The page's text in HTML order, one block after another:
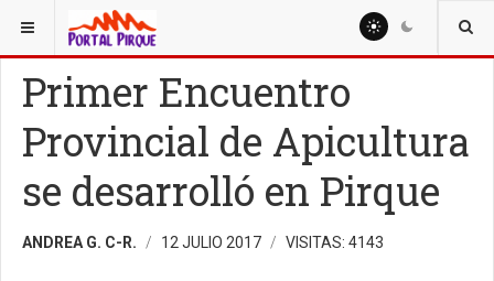
ESTÁ AQUÍ: NOTICIAS
Primer Encuentro
Provincial de Apicultura
se desarrolló en Pirque
ANDREA G. C-R. 12 JULIO 2017 VISITAS: 4143